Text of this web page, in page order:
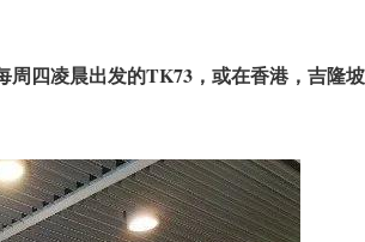
周四凌晨出发的TK73，或在香港，吉隆